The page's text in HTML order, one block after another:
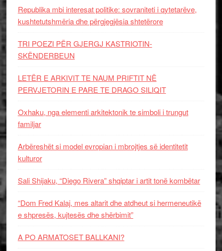
Republika mbi interesat politike: sovraniteti i qytetarëve,
kushtetutshmëria dhe përgjegjësia shtetërore
TRI POEZI PËR GJERGJ KASTRIOTIN-
SKËNDERBEUN
LETËR E ARKIVIT TE NAUM PRIFTIT NË
PERVJETORIN E PARE TE DRAGO SILIQIT
Oxhaku, nga elementi arkitektonik te simboli i trungut
familjar
Arbëreshët si model evropian i mbrojtjes së identitetit
kulturor
Sali Shijaku, “Diego Rivera” shqiptar i artit tonë kombëtar
“Dom Fred Kalaj, mes altarit dhe atdheut si hermeneutikë
e shpresës, kujtesës dhe shërbimit”
A PO ARMATOSET BALLKANI?